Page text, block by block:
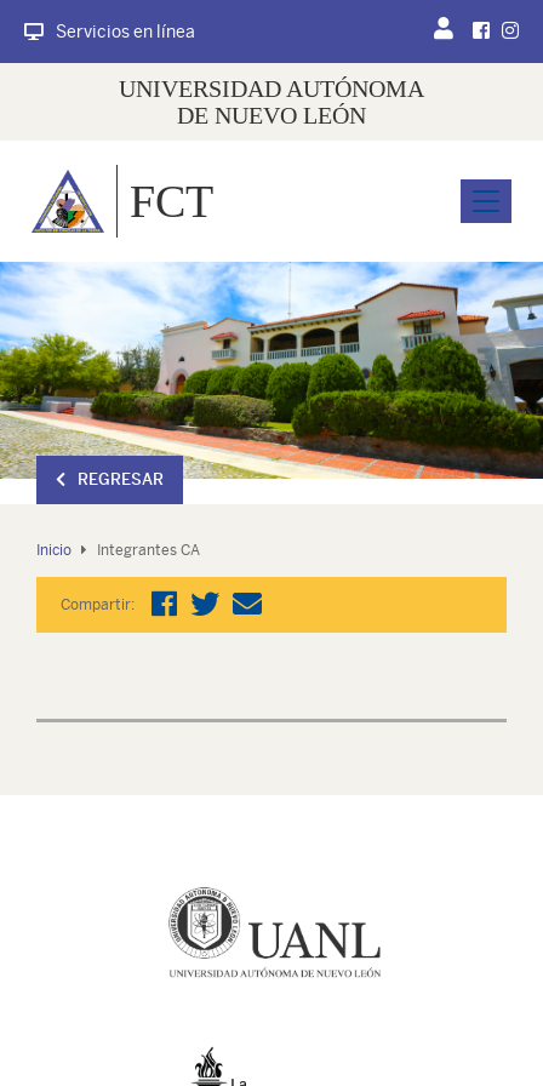
Servicios en línea
UNIVERSIDAD AUTÓNOMA
DE NUEVO LEÓN
Menu
FCT
REGRESAR
Inicio Integrantes CA
Compartir: